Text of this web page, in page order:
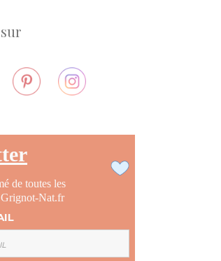
de toutes les
Grignot-Nat.fr